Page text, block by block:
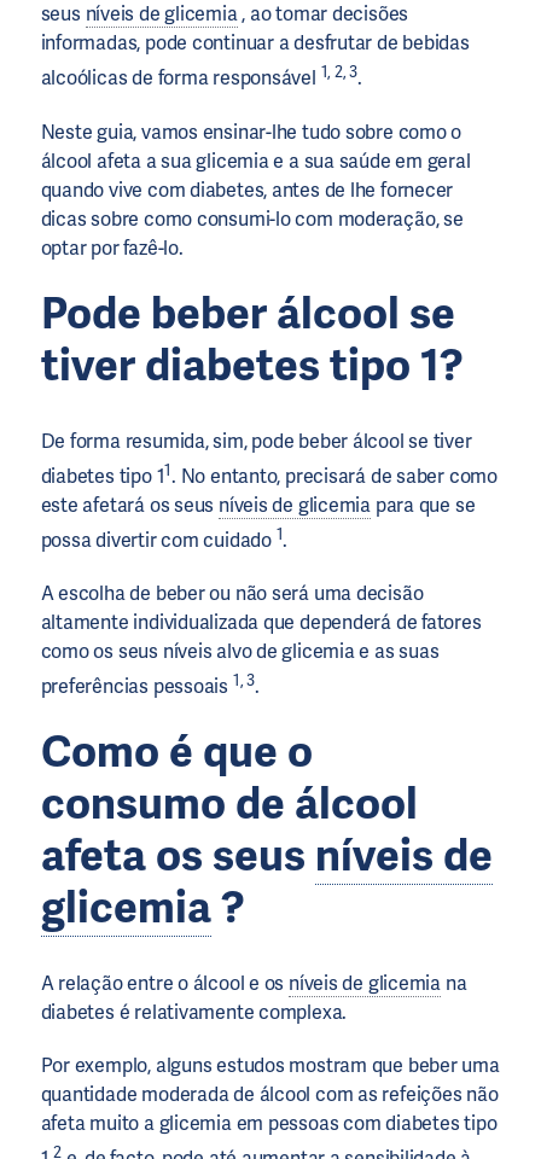
seus níveis de glicemia, ao tomar decisões
informadas, pode continuar a desfrutar de bebidas
alcoólicas de forma responsável 1, 2, 3.
Neste guia, vamos ensinar-lhe tudo sobre como o
álcool afeta a sua glicemia e a sua saúde em geral
quando vive com diabetes, antes de lhe fornecer
dicas sobre como consumi-lo com moderação, se
optar por fazê-lo.
Pode beber álcool se
tiver diabetes tipo 1?
De forma resumida, sim, pode beber álcool se tiver
diabetes tipo 11. No entanto, precisará de saber como
este afetará os seus níveis de glicemia para que se
possa divertir com cuidado 1.
A escolha de beber ou não será uma decisão
altamente individualizada que dependerá de fatores
como os seus níveis alvo de glicemia e as suas
preferências pessoais 1, 3.
Como é que o
consumo de álcool
afeta os seus níveis de
glicemia?
A relação entre o álcool e os níveis de glicemia na
diabetes é relativamente complexa.
Por exemplo, alguns estudos mostram que beber uma
quantidade moderada de álcool com as refeições não
afeta muito a glicemia em pessoas com diabetes tipo
2